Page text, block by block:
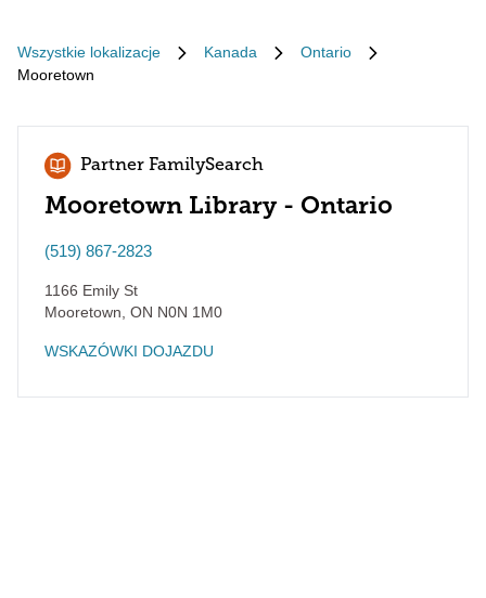
Wszystkie lokalizacje Kanada
Ontario
Mooretown
Partner FamilySearch
Mooretown Library - Ontario
(519) 867-2823
1166 Emily St
Mooretown ON N0N 1M0
WSKAZÓWKI DOJAZDU